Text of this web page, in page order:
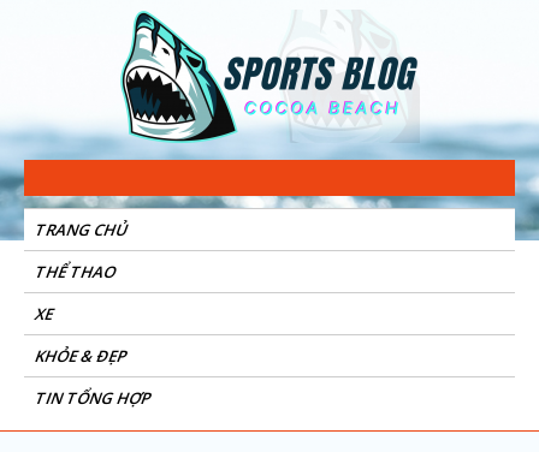
Sports Blog
Cocoa Beach
TRANG CHỦ
THỂ THAO
XE
KHỎE & ĐẸP
TIN TỔNG HỢP